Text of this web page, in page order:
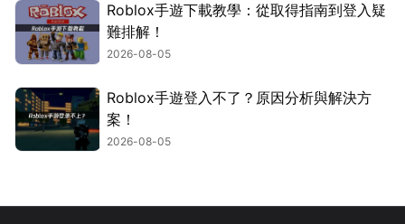
Roblox手遊下載教學：從取得指南到登入疑
難排解！
2026-08-05
Roblox手遊登入不了？原因分析與解決方
案！
2026-08-05